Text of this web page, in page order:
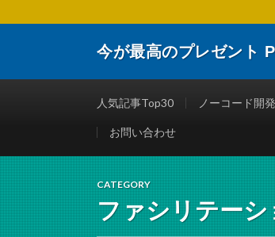
今が最高のプレゼン
楽しくする仕事術やITリテラシーを
人気記事Top30 ノーコード開
お問い合わせ
CATEGORY
ファシリテーシ